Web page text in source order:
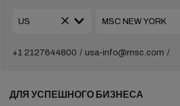
+1 2127644800 usa-info@msc.com
ДЛЯ УСПЕШНОГО БИЗНЕСА